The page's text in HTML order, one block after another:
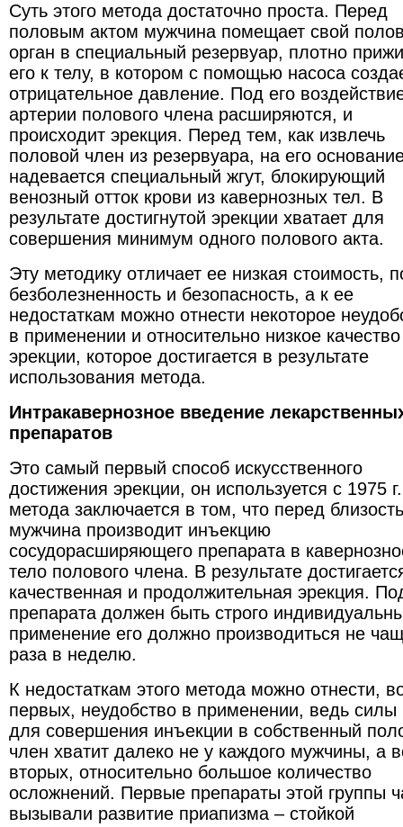
Суть этого метода достаточно проста. Перед
половым актом мужчина помещает свой
орган в специальный резервуар, плотно
его к телу, в котором с помощью насоса
отрицательное давление. Под его
артерии полового члена расширяются, и
происходит эрекция. Перед тем, как извлечь
половой член из резервуара, на его
надевается специальный жгут, блокирующий
венозный отток крови из кавернозных тел. В
результате достигнутой эрекции хватает для
совершения минимум одного полового акта.
Эту методику отличает ее низкая стоимость,
безболезненность и безопасность, а к ее
недостаткам можно отнести некоторое
в применении и относительно низкое качество
эрекции, которое достигается в результате
использования метода.
Интракавернозное введение
препаратов
Это самый первый способ искусственного
достижения эрекции, он используется с 1975
метода заключается в том, что перед
мужчина производит инъекцию
сосудорасширяющего препарата в
тело полового члена. В результате
качественная и продолжительная эрекция.
препарата должен быть строго
применение его должно производиться не
раза в неделю.
К недостаткам этого метода можно отнести,
первых, неудобство в применении, ведь силы
для совершения инъекции в собственный
член хватит далеко не у каждого мужчины, а
вторых, относительно большое количество
осложнений. Первые препараты этой группы
вызывали развитие приапизма – стойкой